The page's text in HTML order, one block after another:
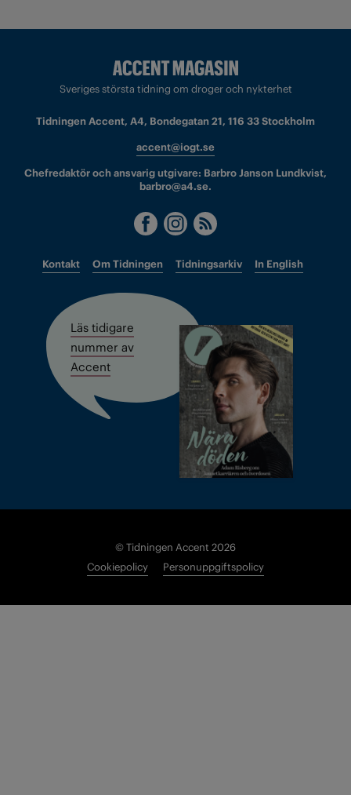
Sveriges största tidning om droger och nykterhet
Tidningen Accent, A4, Bondegatan 21, 116 33 Stockholm
accent@iogt.se
Chefredaktör och ansvarig utgivare: Barbro Janson Lundkvist,
barbro@a4.se.
Kontakt Om Tidningen Tidningsarkiv In English
Läs tidigare
nummer av
Accent
© Tidningen Accent 2026
Cookiepolicy
Personuppgiftspolicy